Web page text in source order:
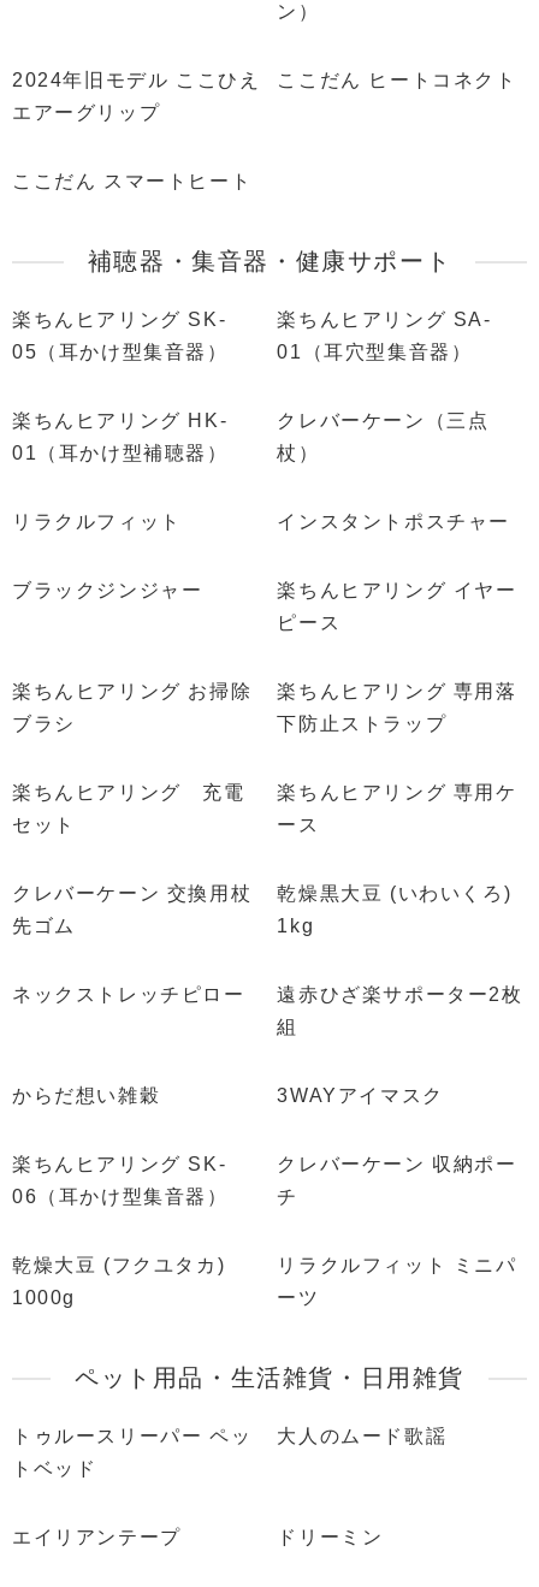
ン）
2024年旧モデル ここひえ
エアーグリップ
ここだん ヒートコネクト
ここだん スマートヒート
補聴器・集音器・健康サポート
楽ちんヒアリング SK-
05（耳かけ型集音器）
楽ちんヒアリング SA-
01（耳穴型集音器）
楽ちんヒアリング HK-
01（耳かけ型補聴器）
クレバーケーン（三点
杖）
リラクルフィット インスタントポスチャー
ブラックジンジャー
楽ちんヒアリング イヤー
ピース
楽ちんヒアリング お掃除
ブラシ
楽ちんヒアリング 専用落
下防止ストラップ
楽ちんヒアリング 充電
セット
楽ちんヒアリング 専用ケ
ース
クレバーケーン 交換用杖
先ゴム
乾燥黒大豆 (いわいくろ)
1kg
ネックストレッチピロー
遠赤ひざ楽サポーター2枚
組
からだ想い雑穀 3WAYアイマスク
楽ちんヒアリング SK-
06（耳かけ型集音器）
クレバーケーン 収納ポー
チ
乾燥大豆 (フクユタカ)
1000g
リラクルフィット ミニパ
ーツ
ペット用品・生活雑貨・日用雑貨
トゥルースリーパー ペッ
トベッド
大人のムード歌謡
エイリアンテープ ドリーミン